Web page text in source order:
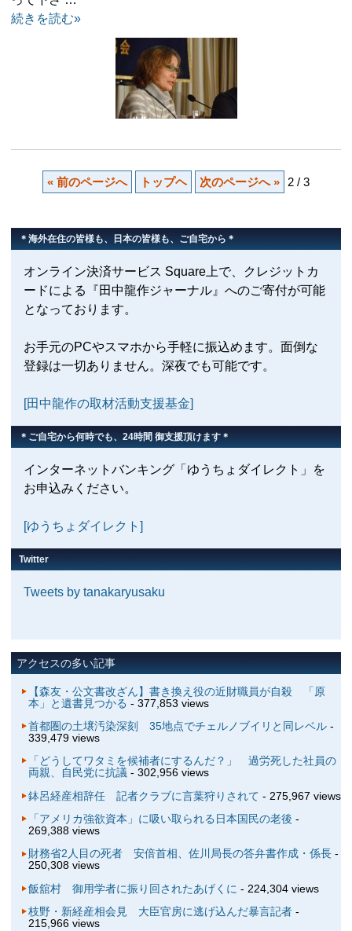
続きを読む»
« 前のページへ トップヘ 次のページへ » 2 / 3
＊海外在住の皆様も、日本の皆様も、ご自宅から＊
オンライン決済サービス Square上で、クレジットカ
ードによる『田中龍作ジャーナル』へのご寄付が可能
となっております。
お手元のPCやスマホから手軽に振込めます。面倒な
登録は一切ありません。深夜でも可能です。
[田中龍作の取材活動支援基金]
＊ご自宅から何時でも、24時間 御支援頂けます＊
インターネットバンキング「ゆうちょダイレクト」を
お申込みください。
[ゆうちょダイレクト]
Twitter
Tweets by tanakaryusaku
アクセスの多い記事
【森友・公文書改ざん】書き換え役の近財職員が自殺 「原
本」と遺書見つかる - 377,853 views
首都圏の土壌汚染深刻 35地点でチェルノブイリと同レベル-
339,479 views
「どうしてワタミを候補者にするんだ？」 過労死した社員の
両親、自民党に抗議- 302,956 views
鉢呂経産相辞任 記者クラブに言葉狩りされて - 275,967 views
「アメリカ強欲資本」に吸い取られる日本国民の老後 -
269,388 views
財務省2人目の死者 安倍首相、佐川局長の答弁書作成・係長-
250,308 views
飯舘村 御用学者に振り回されたあげくに - 224,304 views
枝野・新経産相会見 大臣官房に逃げ込んだ暴言記者-
215,966 views